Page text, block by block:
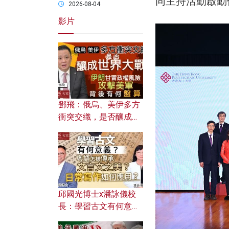
2026-08-04
影片
鄧飛：俄烏、美伊多方
衝突交織，是否釀成世
風險攻擊美軍，背後有
何盤算？
邱國光博士x潘詠儀校
長：學習古文有何意